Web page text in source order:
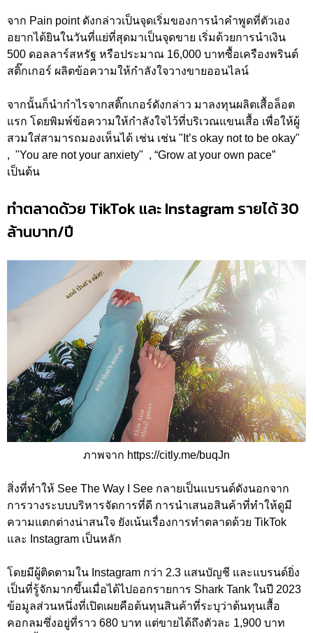
จาก Pain point ดังกล่าวเป็นจุดเริ่มของการนำคำพูดที่ตัวเอง
อยากได้ยินในวันที่แย่ที่สุดมาเป็นจุดขาย เริ่มด้วยการนำเงิน
500 ดอลลาร์สหรัฐ หรือประมาณ 16,000 บาทซื้อเครืองพรินต์
สติ๊กเกอร์ ผลิตข้อความให้กำลังใจวางขายออนไลน์
จากนั้นก็นำกำไรจากสติ๊กเกอร์ดังกล่าว มาลงทุนผลิตเสื้อล็อต
แรก โดยพิมพ์ข้อความให้กำลังใจไว้ที่บริเวณแขนเสื้อ เพื่อให้ผู้
สวมใส่สามารถมองเห็นได้ เช่น เช่น "It’s okay not to be okay"
, "You are not your anxiety" , “Grow at your own pace”
เป็นต้น
ทำตลาดด้วย TikTok และ Instagram รายได้ 30
ล้านบาท/ปี
ภาพจาก https://citly.me/buqJn
สิ่งที่ทำให้ See The Way I See กลายเป็นแบรนด์ดังนอกจาก
การวางระบบบริหารจัดการที่ดี การนำเสนอสินค้าที่ทำให้ดูมี
ความแตกต่างน่าสนใจ ยังเน้นเรื่องการทำตลาดด้วย TikTok
และ Instagram เป็นหลัก
โดยมีผู้ติดตามใน Instagram กว่า 2.3 แสนบัญชี และแบรนด์ยิ่ง
เป็นที่รู้จักมากขึ้นเมื่อได้ไปออกรายการ Shark Tank ในปี 2023
ข้อมูลส่วนหนึ่งที่เปิดเผยคือต้นทุนสินค้าที่ระบุว่าต้นทุนเสื้อ
คอกลมซึ่งอยู่ที่ราว 680 บาท แต่ขายได้ถึงตัวละ 1,900 บาท